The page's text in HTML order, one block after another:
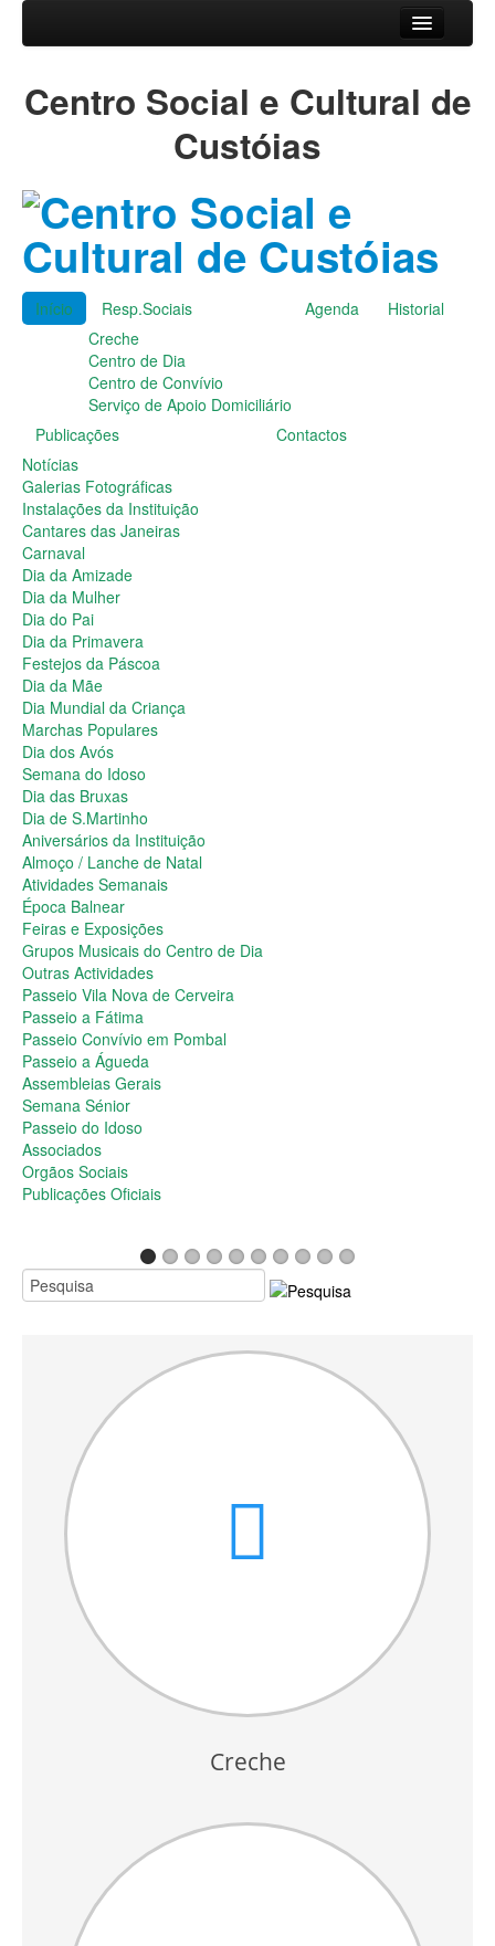
Resp.Sociais
Serviço de Apoio Domiciliário
Agenda
Historial
Publicações
Notícias
Galerias Fotográficas
Instalações da Instituição
Cantares das Janeiras
Dia da Amizade
Dia da Mulher
Dia do Pai
Dia da Primavera
Festejos da Páscoa
Dia da Mãe
Dia Mundial da Criança
Marchas Populares
Dia dos Avós
Semana do Idoso
Dia das Bruxas
Dia de S.Martinho
Aniversários da Instituição
Almoço / Lanche de Natal
Atividades Semanais
Época Balnear
Feiras e Exposições
Grupos Musicais do Centro de Dia
Outras Actividades
Passeio Vila Nova de Cerveira
Passeio a Fátima
Passeio Convívio em Pombal
Passeio a Águeda
Assembleias Gerais
Semana Sénior
Passeio do Idoso
Associados
Orgãos Sociais
Publicações Oficiais
Contactos
Centro Social e Cultural de
Custóias
Início
Resp.Sociais
Creche
Centro de Dia
Centro de Convívio
Serviço de Apoio Domiciliário
Agenda Historial
Publicações
Notícias
Galerias Fotográficas
Instalações da Instituição
Cantares das Janeiras
Carnaval
Dia da Amizade
Dia da Mulher
Dia do Pai
Dia da Primavera
Festejos da Páscoa
Dia da Mãe
Dia Mundial da Criança
Marchas Populares
Dia dos Avós
Semana do Idoso
Dia das Bruxas
Dia de S.Martinho
Aniversários da Instituição
Almoço / Lanche de Natal
Atividades Semanais
Época Balnear
Feiras e Exposições
Grupos Musicais do Centro de Dia
Outras Actividades
Passeio Vila Nova de Cerveira
Passeio a Fátima
Passeio Convívio em Pombal
Passeio a Águeda
Assembleias Gerais
Semana Sénior
Passeio do Idoso
Associados
Orgãos Sociais
Publicações Oficiais
Contactos
Creche